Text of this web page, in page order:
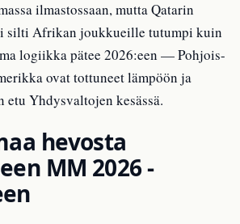
ilmastossaan, mutta Qatarin
silti Afrikan joukkueille tutumpi kuin
logiikka pätee 2026:een — Pohjois-
ovat tottuneet lämpöön ja
etu Yhdysvaltojen kesässä.
hevosta
MM 2026 -